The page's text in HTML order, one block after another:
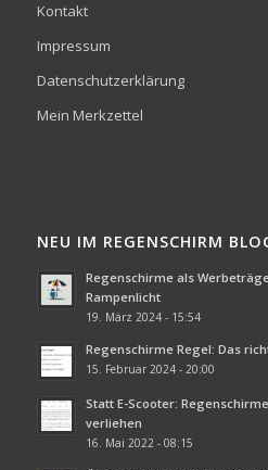
Kontakt
Impressum
Datenschutzerklärung
Mein Merkzettel
NEU IM REGENSCHIRM
Regenschirme als
Rampenlicht
19. März 2024 - 15:54
Regenschirme Regel: Das
15. Februar 2024 - 20:00
Statt E-Scooter:
verliehen
16. Mai 2022 - 08:15